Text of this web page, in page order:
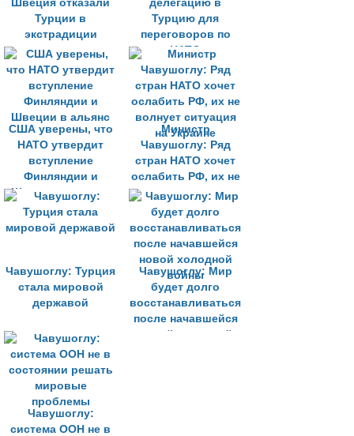
Швеция отказали
Турции в
экстрадиции
подозреваемых в
терроризме
делегацию в
Турцию для
переговоров по
НАТО
США уверены, что
НАТО утвердит
вступление
Финляндии и
Швеции в альянс
Министр
Чавушоглу: Ряд
стран НАТО хочет
ослабить РФ, их не
волнует ситуация
на Украине
Чавушоглу: Турция
стала мировой
державой
Чавушоглу: Мир
будет долго
восстанавливаться
после начавшейся
новой холодной
Чавушоглу:
система ООН не в